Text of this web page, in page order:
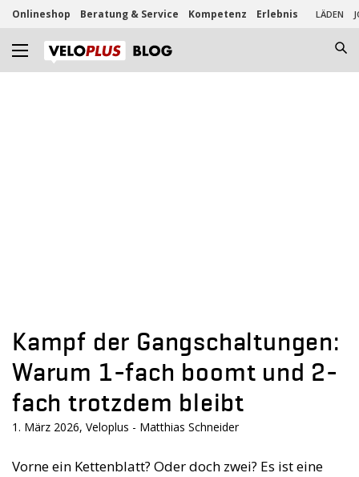
Onlineshop Beratung & Service Kompetenz Erlebnis LÄDEN
Kampf der Gangschaltungen:
Warum 1-fach boomt und 2-
fach trotzdem bleibt
1. März 2026, Veloplus - Matthias Schneider
Vorne ein Kettenblatt? Oder doch zwei? Es ist eine